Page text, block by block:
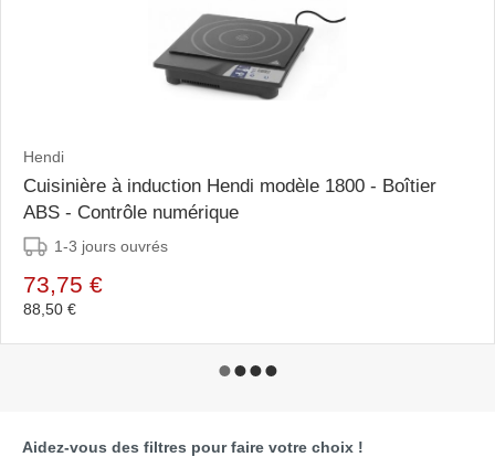
Hendi
Cuisinière à induction Hendi modèle 1800 - Boîtier
ABS - Contrôle numérique
1-3 jours ouvrés
73,75 €
88,50 €
Aidez-vous des filtres pour faire votre choix !